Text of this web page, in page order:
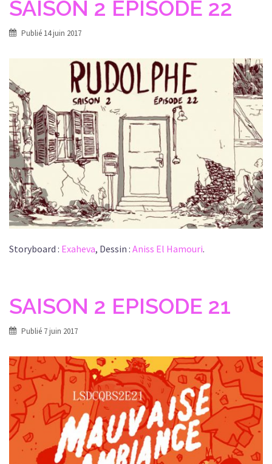
SAISON 2 EPISODE 22
Publié 14 juin 2017
Storyboard : Exaheva, Dessin : Aniss El Hamouri.
SAISON 2 EPISODE 21
Publié 7 juin 2017